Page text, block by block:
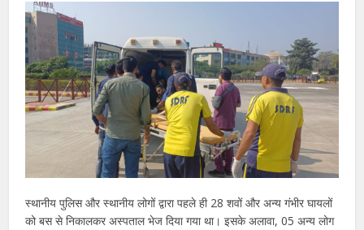
स्थानीय पुलिस और स्थानीय लोगों द्वारा पहले ही 28 शवों और अन्य गंभीर घायलों
को बस से निकालकर अस्पताल भेज दिया गया था। इसके अलावा, 05 अन्य लोग